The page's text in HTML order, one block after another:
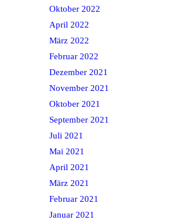
Oktober 2022
April 2022
März 2022
Februar 2022
Dezember 2021
November 2021
Oktober 2021
September 2021
Juli 2021
Mai 2021
April 2021
März 2021
Februar 2021
Januar 2021